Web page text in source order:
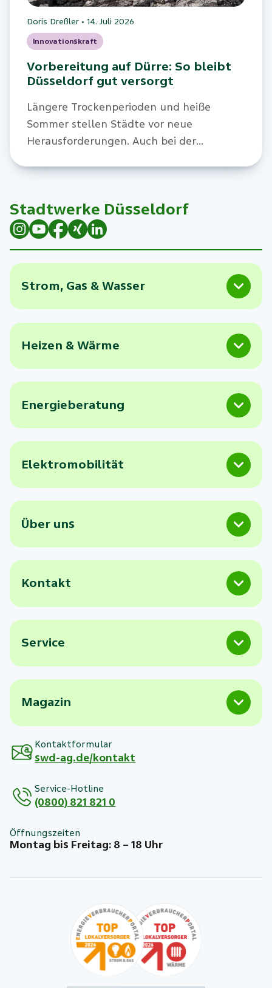
Doris Dreßler• 14. Juli 2026
Innovationskraft
Vorbereitung auf Dürre: So bleibt
Düsseldorf gut versorgt
Längere Trockenperioden und heiße
Sommer stellen Städte vor neue
Herausforderungen. Auch bei der
mehr denn je eine stabile Infrastruktur.
Stadtwerke Düsseldorf
Strom, Gas & Wasser
Heizen & Wärme
Energieberatung
Elektromobilität
Über uns
Kontakt
Service
Magazin
Kontaktformular
swd-ag.de/kontakt
Service-Hotline
(0800) 821 821 0
Öffnungszeiten
Montag bis Freitag: 8 – 18 Uhr